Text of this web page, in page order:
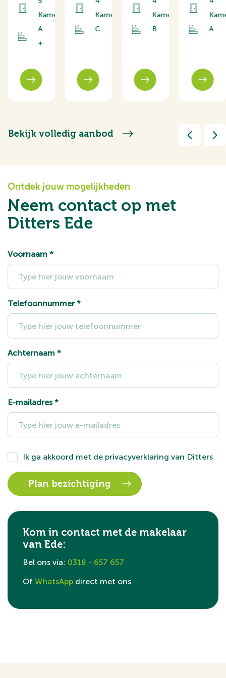
Kamers
A
+
Kamers
C
Kamers
B
A
Bekijk volledig aanbod
Ontdek jouw mogelijkheden
Neem contact op met
Ditters Ede
Voornaam *
Telefoonnummer*
Achternaam *
E-mailadres*
Ik ga akkoord met de privacyverklaring van Ditters
Kom in contact met de makelaar
van Ede:
Bel ons via: 0318 - 657 657
Of WhatsApp direct met ons